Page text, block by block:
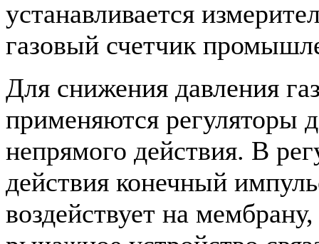
устанавливается
газовый счетчик
Для снижения давления
применяются регуляторы
непрямого действия. В
действия конечный
воздействует на мембрану,